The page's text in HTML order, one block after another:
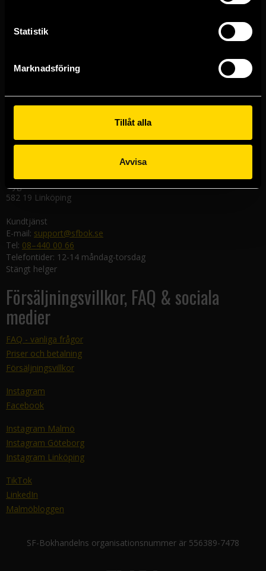
Statistik
Marknadsföring
Tillåt alla
Avvisa
Stockholmsbutiken
Södra Förstadsgatan 26
211 43 Malmö
Nygatan 20
582 19 Linköping
Kundtjänst
E-mail: support@sfbok.se
Tel: 08–440 00 66
Telefontider: 12-14 måndag-torsdag
Stängt helger
Försäljningsvillkor, FAQ & sociala
medier
FAQ - vanliga frågor
Priser och betalning
Försäljningsvillkor
Instagram
Facebook
Instagram Malmö
Instagram Göteborg
Instagram Linköping
TikTok
LinkedIn
Malmöbloggen
SF-Bokhandelns organisationsnummer är 556389-7478